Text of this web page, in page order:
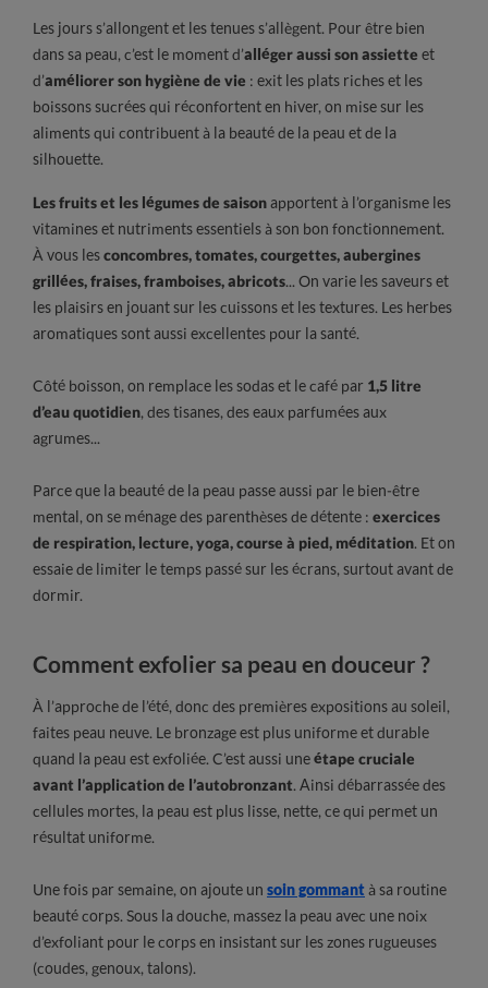
Les jours s’allongent et les tenues s’allègent. Pour être bien
dans sa peau, c’est le moment d’alléger aussi son assiette et
d’améliorer son hygiène de vie : exit les plats riches et les
boissons sucrées qui réconfortent en hiver, on mise sur les
aliments qui contribuent à la beauté de la peau et de la
silhouette.
Les fruits et les légumes de saisonapportent à l’organisme les
vitamines et nutriments essentiels à son bon fonctionnement.
À vous lesconcombres, tomates, courgettes, aubergines
grillées, fraises, framboises, abricots... On varie les saveurs et
les plaisirs en jouant sur les cuissons et les textures. Les herbes
aromatiques sont aussi excellentes pour la santé.
Côté boisson, on remplace les sodas et le café par 1,5 litre
d’eau quotidien, des tisanes, des eaux parfumées aux
agrumes...
Parce que la beauté de la peau passe aussi par le bien-être
mental, on se ménage des parenthèses de détente : exercices
de respiration, lecture, yoga, course à pied, méditation. Et on
essaie de limiter le temps passé sur les écrans, surtout avant de
dormir.
Comment exfolier sa peau en douceur ?
À l’approche de l’été, donc des premières expositions au soleil,
faites peau neuve. Le bronzage est plus uniforme et durable
quand la peau est exfoliée. C’est aussi uneétape cruciale
avant l’application de l’autobronzant. Ainsi débarrassée des
cellules mortes, la peau est plus lisse, nette, ce qui permet un
résultat uniforme.
Une fois par semaine, on ajoute un soin gommantà sa routine
beauté corps. Sous la douche, massez la peau avec une noix
d’exfoliant pour le corps en insistant sur les zones rugueuses
(coudes, genoux, talons).